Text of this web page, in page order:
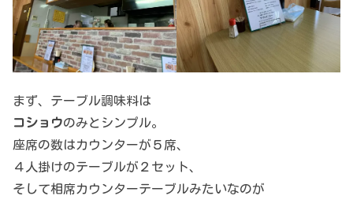
まず、テーブル調味料は
コショウのみとシンプル。
座席の数はカウンターが５席、
４人掛けのテーブルが２セット、
そして相席カウンターテーブルみたいなのが